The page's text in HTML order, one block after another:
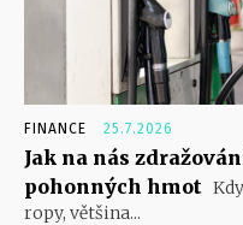
FINANCE 25.7.2026
Jak na nás
pohonných hmot
ropy, většina...